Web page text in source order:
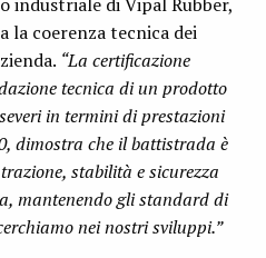
coerenza tecnica dei
“La certificazione
tecnica di un prodotto
in termini di prestazioni
dimostra che il battistrada è
stabilità e sicurezza
mantenendo gli standard di
nei nostri sviluppi.”